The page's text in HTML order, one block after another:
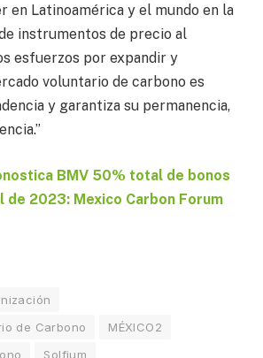
en Latinoamérica y el mundo en la
instrumentos de precio al
esfuerzos por expandir y
voluntario de carbono es
y garantiza su permanencia,
BMV 50% total de bonos
de 2023: Mexico Carbon Forum
de Carbono
MÉXICO2
Solfium